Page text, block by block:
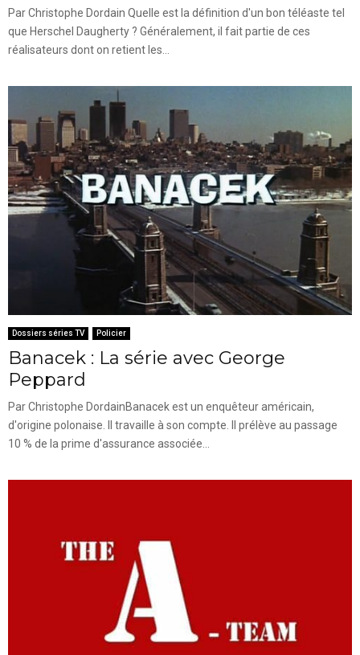
Par Christophe Dordain Quelle est la définition d'un bon téléaste tel
que Herschel Daugherty ? Généralement, il fait partie de ces
réalisateurs dont on retient les...
Dossiers séries TV Policier
Banacek : La série avec George
Peppard
Par Christophe DordainBanacek est un enquêteur américain,
d'origine polonaise. Il travaille à son compte. Il prélève au passage
10 % de la prime d'assurance associée...